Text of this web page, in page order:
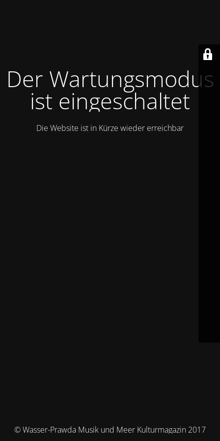
Der Wartungsmodus
ist eingeschaltet
Die Website ist in Kürze wieder erreichbar
© Wasser-Prawda Musik und Meer Kulturmagazin 2017